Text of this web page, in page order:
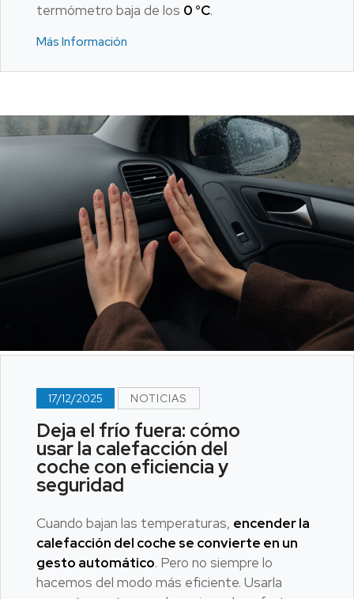
termómetro baja de los 0 °C.
Más Información
17/12/2025 NOTICIAS
Deja el frío fuera: cómo
usar la calefacción del
coche con eficiencia y
seguridad
Cuando bajan las temperaturas, encender la
calefacción del coche se convierte en un
gesto automático. Pero no siempre lo
hacemos del modo más eficiente. Usarla